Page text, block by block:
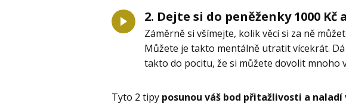
2. Dejte si do peněženky 1000
Záměrně si všímejte, kolik věcí si za ně
Můžete je takto mentálně utratit vícekrát.
takto do pocitu, že si můžete dovolit mnoho
Tyto 2 tipy posunou váš bod přitažlivosti a